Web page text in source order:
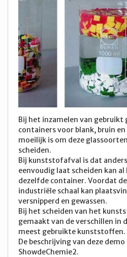
Bij het inzamelen van gebruikt
containers voor blank, bruin
moeilijk is om deze
scheiden.
Bij kunststofafval is dat
eenvoudig laat scheiden kan
dezelfde container. Voordat
industriële schaal kan
versnipperd en gewassen.
Bij het scheiden van het
gemaakt van de verschillen in
meest gebruikte kunststoffen.
De beschrijving van deze
ShowdeChemie2.